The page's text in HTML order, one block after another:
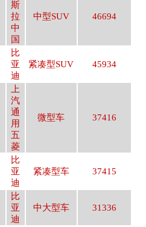
斯
拉
中
国
中型SUV 46694
比
亚
迪
紧凑型SUV 45934
上
汽
通
用
五
菱
微型车 37416
比
亚
迪
紧凑型车 37415
比
亚
迪
中大型车 31336